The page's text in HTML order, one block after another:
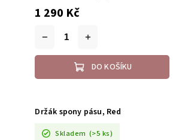
1 290 Kč
DO KOŠÍKU
Držák spony pásu, Red
Skladem (>5 ks)